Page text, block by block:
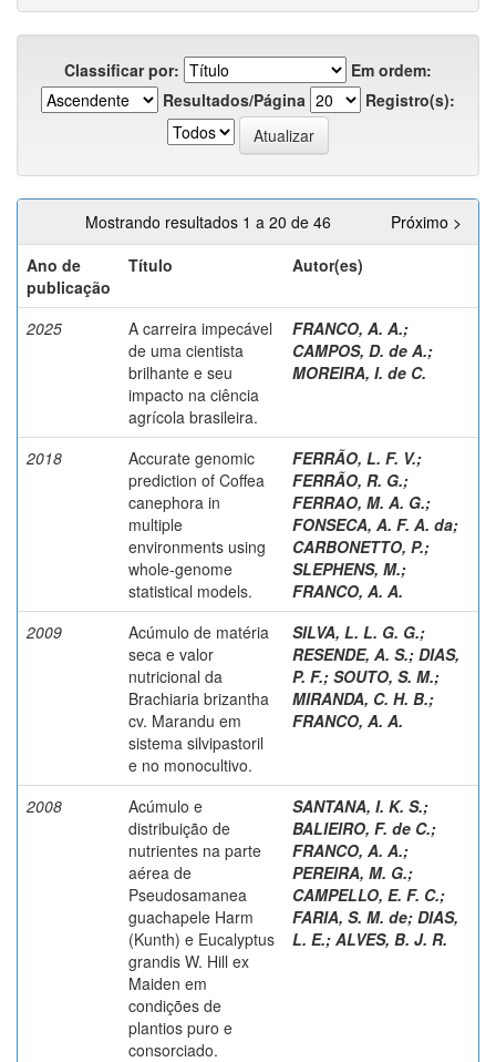
Classificar por:
Em ordem:
Resultados/Página
Registro(s):
Mostrando resultados 1 a 20 de 46
Próximo >
Ano de
publicação
Título Autor(es)
2025
A carreira impecável
de uma cientista
brilhante e seu
impacto na ciência
agrícola brasileira.
FRANCO, A. A.;
CAMPOS, D. de A.;
MOREIRA, I. de C.
2018
Accurate genomic
prediction of Coffea
canephora in
multiple
environments using
whole-genome
statistical models.
FERRÃO, L. F. V.;
FERRÃO, R. G.;
FERRAO, M. A. G.;
FONSECA, A. F. A. da;
CARBONETTO, P.;
SLEPHENS, M.;
FRANCO, A. A.
2009
Acúmulo de matéria
seca e valor
nutricional da
Brachiaria brizantha
cv. Marandu em
sistema silvipastoril
e no monocultivo.
SILVA, L. L. G. G.;
RESENDE, A. S.; DIAS,
P. F.; SOUTO, S. M.;
MIRANDA, C. H. B.;
FRANCO, A. A.
2008
Acúmulo e
distribuição de
nutrientes na parte
aérea de
Pseudosamanea
guachapele Harm
(Kunth) e Eucalyptus
grandis W. Hill ex
Maiden em
condições de
plantios puro e
consorciado.
SANTANA, I. K. S.;
BALIEIRO, F. de C.;
FRANCO, A. A.;
PEREIRA, M. G.;
CAMPELLO, E. F. C.;
FARIA, S. M. de; DIAS,
L. E.; ALVES, B. J. R.